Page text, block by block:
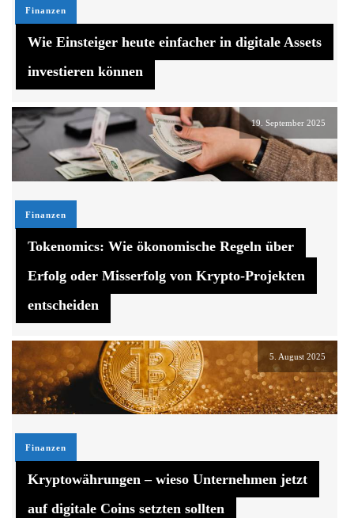
Finanzen
Wie Einsteiger heute einfacher in digitale Assets
investieren können
19. September 2025
Finanzen
Tokenomics: Wie ökonomische Regeln über
Erfolg oder Misserfolg von Krypto-Projekten
entscheiden
5. August 2025
Finanzen
Kryptowährungen – wieso Unternehmen jetzt
auf digitale Coins setzten sollten